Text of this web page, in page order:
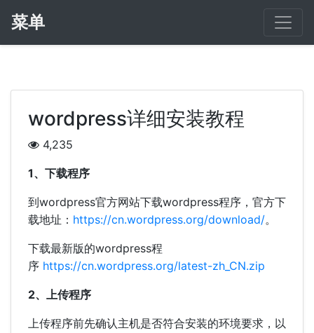
菜单
wordpress详细安装教程
4,235
1、下载程序
到wordpress官方网站下载wordpress程序，官方下
载地址： https://cn.wordpress.org/download/。
下载最新版的wordpress程
序 https://cn.wordpress.org/latest-zh_CN.zip
2、上传程序
上传程序前先确认主机是否符合安装的环境要求，以